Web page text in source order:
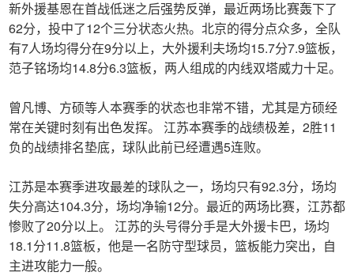
新外援基恩在首战低迷之后强势反弹，最近两场比赛轰下了
62分，投中了12个三分状态火热。北京的得分点众多，全队
有7人场均得分在9分以上，大外援利夫场均15.7分7.9篮板，
范子铭场均14.8分6.3篮板，两人组成的内线双塔威力十足。
曾凡博、方硕等人本赛季的状态也非常不错，尤其是方硕经
常在关键时刻有出色发挥。 江苏本赛季的战绩极差，2胜11
负的战绩排名垫底，球队此前已经遭遇5连败。
江苏是本赛季进攻最差的球队之一，场均只有92.3分，场均
失分高达104.3分，场均净输12分。最近的两场比赛，江苏都
惨败了20分以上。 江苏的头号得分手是大外援卡巴，场均
18.1分11.8篮板，他是一名防守型球员，篮板能力突出，自
主进攻能力一般。